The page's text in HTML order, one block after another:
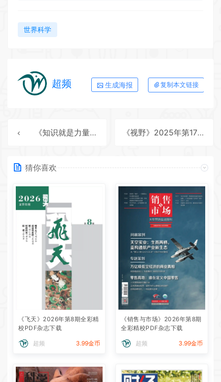
世界科学
超频 生成海报 复制本文链接
《知识就是力量》2025年第8期全彩精校PDF杂志下载 《视野》2025年第17期全彩精校PDF杂志下载
猜你喜欢
《飞天》2026年第8期全彩精
校PDF杂志下载
超频 3.99金币
《销售与市场》2026年第8期
全彩精校PDF杂志下载
超频 3.99金币